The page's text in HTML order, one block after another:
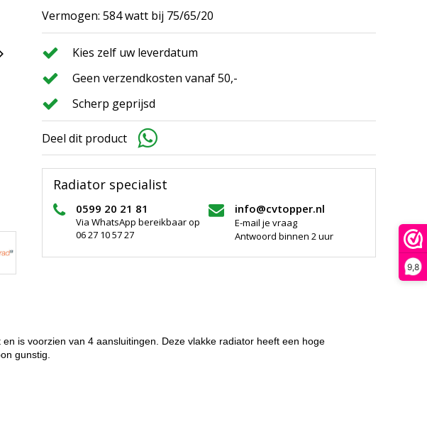
9,8
Vermogen: 584 watt bij 75/65/20
Kies zelf uw leverdatum
Geen verzendkosten vanaf 50,-
Scherp geprijsd
Deel dit product
Radiator specialist
0599 20 21 81
Via WhatsApp bereikbaar op
06 27 10 57 27
info@cvtopper.nl
E-mail je vraag
Antwoord binnen 2 uur
is voorzien van 4 aansluitingen. Deze vlakke radiator heeft een hoge
gunstig.